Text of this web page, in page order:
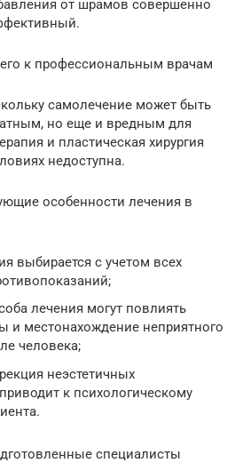
от шрамов совершенно
к профессиональным врачам
самолечение может быть
но еще и вредным для
и пластическая хирургия
недоступна.
особенности лечения в
выбирается с учетом всех
лечения могут повлиять
и местонахождение неприятного
человека;
неэстетичных
к психологическому
специалисты